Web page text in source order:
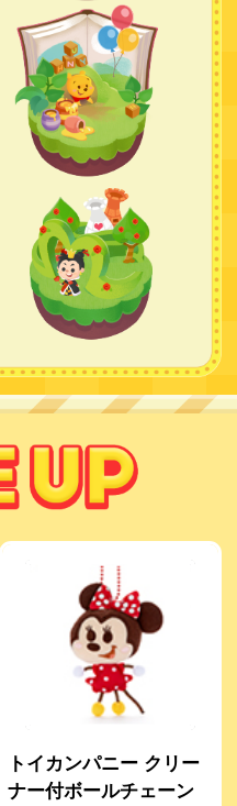
トイカンパニー クリー
ナー付ボールチェーン